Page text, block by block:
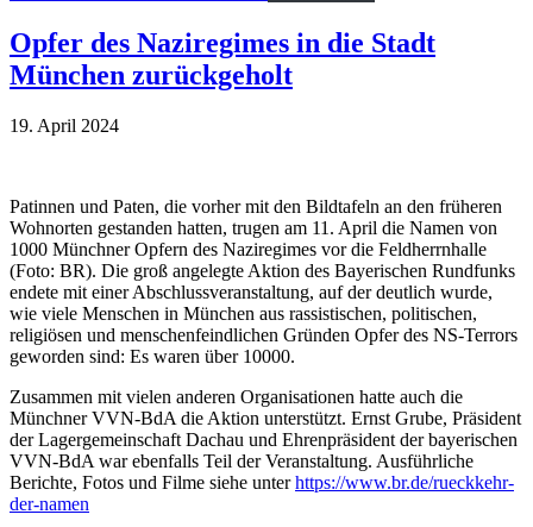
Opfer des Naziregimes in die Stadt
München zurückgeholt
19. April 2024
Patinnen und Paten, die vorher mit den Bildtafeln an den früheren
Wohnorten gestanden hatten, trugen am 11. April die Namen von
1000 Münchner Opfern des Naziregimes vor die Feldherrnhalle
(Foto: BR). Die groß angelegte Aktion des Bayerischen Rundfunks
endete mit einer Abschlussveranstaltung, auf der deutlich wurde,
wie viele Menschen in München aus rassistischen, politischen,
religiösen und menschenfeindlichen Gründen Opfer des NS-Terrors
geworden sind: Es waren über 10000.
Zusammen mit vielen anderen Organisationen hatte auch die
Münchner VVN-BdA die Aktion unterstützt. Ernst Grube, Präsident
der Lagergemeinschaft Dachau und Ehrenpräsident der bayerischen
VVN-BdA war ebenfalls Teil der Veranstaltung. Ausführliche
Berichte, Fotos und Filme siehe unterhttps://www.br.de/rueckkehr-
der-namen